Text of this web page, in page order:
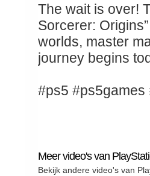
The wait is over!
Sorcerer:
worlds, master
journey begins
#ps5
Meer video's van
Bekijk andere video's van